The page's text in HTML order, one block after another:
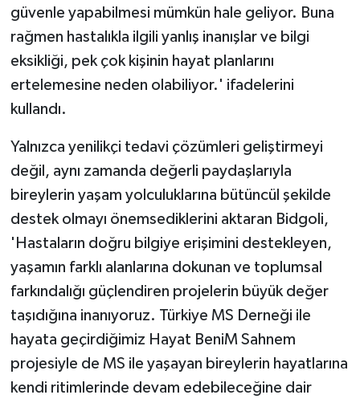
güvenle yapabilmesi mümkün hale geliyor. Buna
rağmen hastalıkla ilgili yanlış inanışlar ve bilgi
eksikliği, pek çok kişinin hayat planlarını
ertelemesine neden olabiliyor.' ifadelerini
kullandı.
Yalnızca yenilikçi tedavi çözümleri geliştirmeyi
değil, aynı zamanda değerli paydaşlarıyla
bireylerin yaşam yolculuklarına bütüncül şekilde
destek olmayı önemsediklerini aktaran Bidgoli,
'Hastaların doğru bilgiye erişimini destekleyen,
yaşamın farklı alanlarına dokunan ve toplumsal
farkındalığı güçlendiren projelerin büyük değer
taşıdığına inanıyoruz. Türkiye MS Derneği ile
hayata geçirdiğimiz Hayat BeniM Sahnem
projesiyle de MS ile yaşayan bireylerin hayatlarına
kendi ritimlerinde devam edebileceğine dair